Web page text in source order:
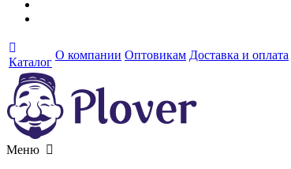
Каталог
О компании Оптовикам Доставка и оплата
Меню